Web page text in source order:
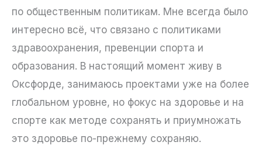
по общественным политикам. Мне всегда было
интересно всё, что связано с политиками
здравоохранения, превенции спорта и
образования. В настоящий момент живу в
Оксфорде, занимаюсь проектами уже на более
глобальном уровне, но фокус на здоровье и на
спорте как методе сохранять и приумножать
это здоровье по-прежнему сохраняю.